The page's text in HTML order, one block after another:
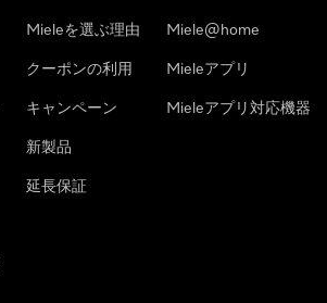
Mieleを選ぶ理由
クーポンの利用
キャンペーン
新製品
延長保証
Miele@home
Mieleアプリ
Mieleアプリ対応機器